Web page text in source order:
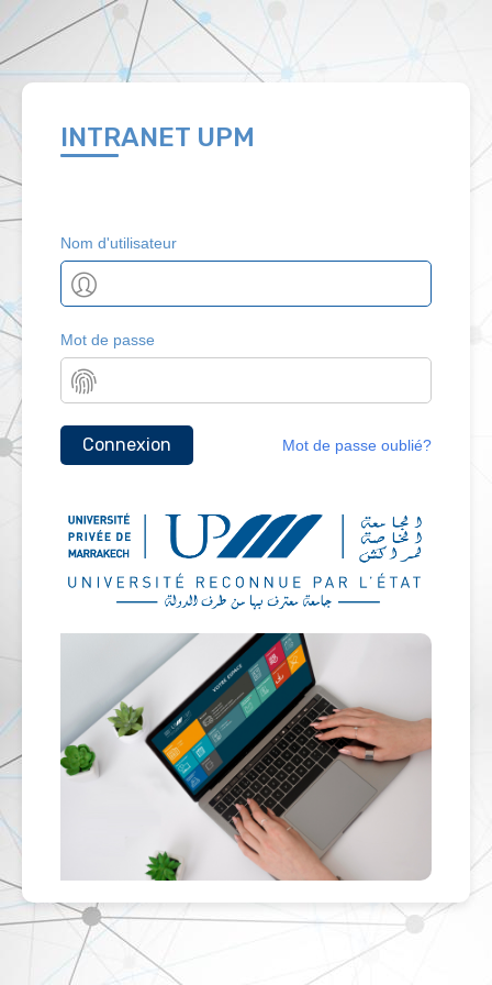
INTRANET UPM
Nom d'utilisateur
Mot de passe
Mot de passe oublié?